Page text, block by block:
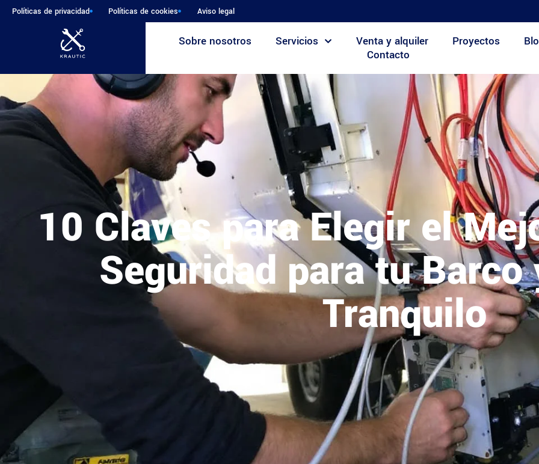
Políticas de privacidad Políticas de cookies Aviso legal
Sobre nosotros Servicios Venta y alquiler Proyectos
Contacto
10 Claves para Elegir el
Seguridad para tu Barco
Tranquilo